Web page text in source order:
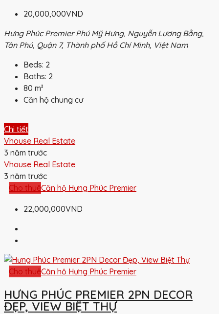
20,000,000VND
Hưng Phúc Premier Phú Mỹ Hưng, Nguyễn Lương Bằng,
Tân Phú, Quận 7, Thành phố Hồ Chí Minh, Việt Nam
Beds: 2
Baths: 2
80 m²
Căn hộ chung cư
Chi tiết
Vhouse Real Estate
3 năm trước
Vhouse Real Estate
3 năm trước
Cho thuêCăn hộ Hưng Phúc Premier
22,000,000VND
Cho thuêCăn hộ Hưng Phúc Premier
HƯNG PHÚC PREMIER 2PN DECOR
ĐẸP, VIEW BIỆT THỰ